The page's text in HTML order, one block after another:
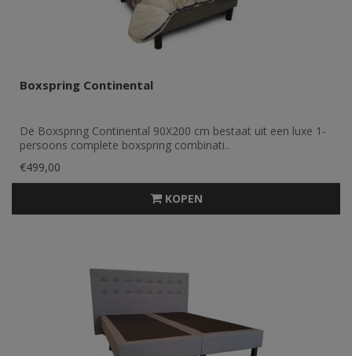
Boxspring Continental
De Boxspring Continental 90X200 cm bestaat uit een luxe 1-
persoons complete boxspring combinati..
€499,00
KOPEN